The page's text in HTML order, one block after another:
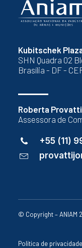
Kubitschek
SHN Quadra 02
Brasília - DF -
Roberta Provatti
Assessora de
+55 (11)
© Copyright – ANIAM
Política de privacidade